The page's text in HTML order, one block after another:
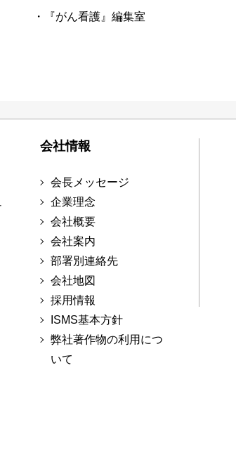
・『がん看護』編集室
会社情報
会長メッセージ
企業理念
会社概要
会社案内
部署別連絡先
会社地図
採用情報
ISMS基本方針
弊社著作物の利用につ
いて